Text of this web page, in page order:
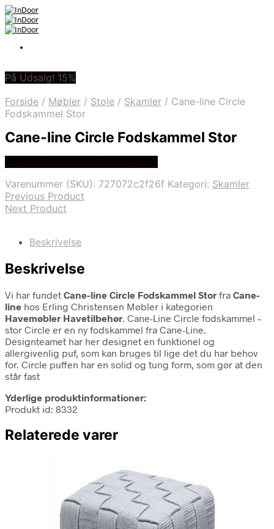
På Udsalg! 15%
Forside / Møbler / Stole / Skamler / Cane-line Circle
Fodskammel Stor
Cane-line Circle Fodskammel Stor
Varenummer (SKU): 727072c2f26f Kategori: Skamler
Previous Product
Next Product
Beskrivelse
Beskrivelse
Vi har fundet Cane-line Circle Fodskammel Stor fra Cane-
line hos Erling Christensen Møbler i kategorien
Havemøbler Havetilbehør. Cane-Line Circle fodskammel –
stor Circle er en ny fodskammel fra Cane-Line.
Designteamet har her designet en funktionel og
allergivenlig puf, som kan bruges til lige det du har behov
for. Circle puffen har en solid og tung form, som gør at den
står fast
Yderlige produktinformationer:
Produkt id: 8332
Relaterede varer